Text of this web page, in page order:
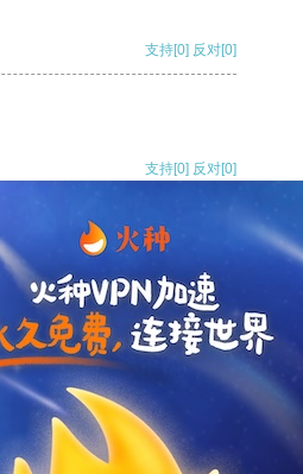
支持[0] 反对[0]
支持[0] 反对[0]
支持[0] 反对
支持